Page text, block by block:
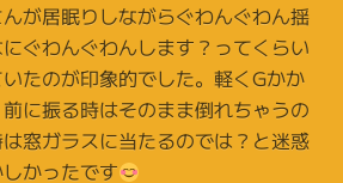
が居眠りしながらぐわんぐわん揺
ぐわんぐわんします？ってくらい
たのが印象的でした。軽くGかか
に振る時はそのまま倒れちゃうの
窓ガラスに当たるのでは？と迷惑
かったです